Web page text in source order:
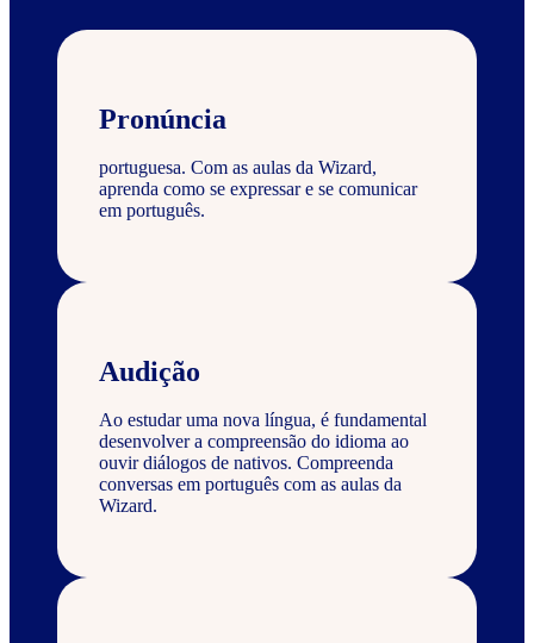
Pronúncia
portuguesa. Com as aulas da Wizard,
aprenda como se expressar e se comunicar
em português.
Audição
Ao estudar uma nova língua, é fundamental
desenvolver a compreensão do idioma ao
ouvir diálogos de nativos. Compreenda
conversas em português com as aulas da
Wizard.